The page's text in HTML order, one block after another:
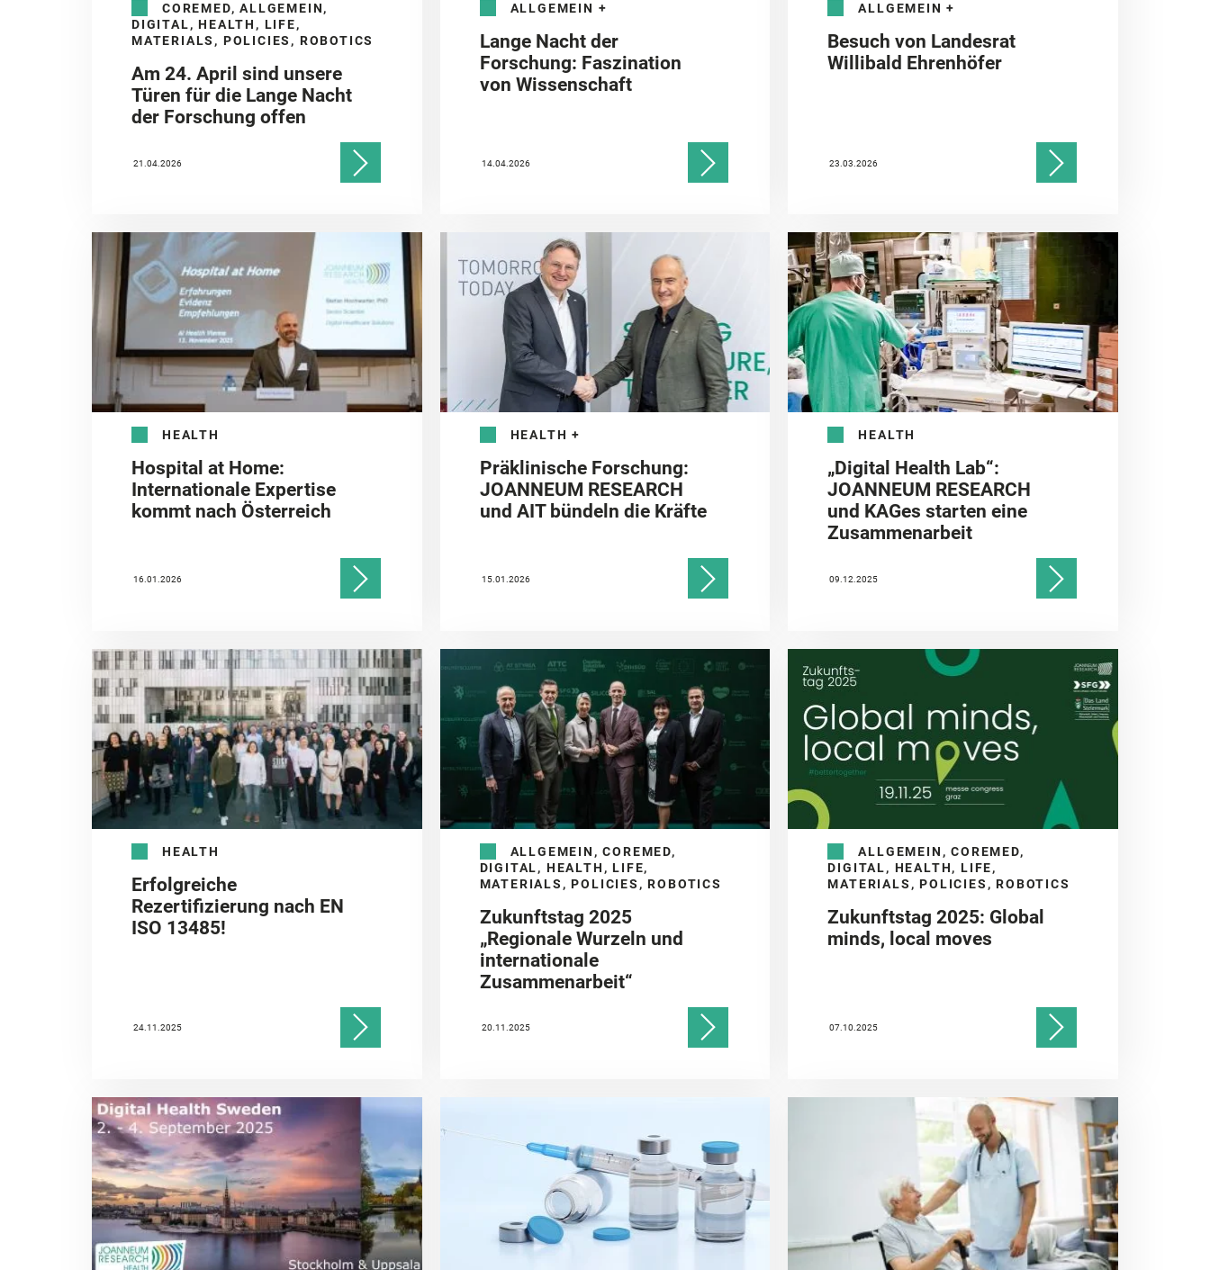
COREMED, ALLGEMEIN,
DIGITAL, HEALTH, LIFE,
MATERIALS, POLICIES, ROBOTICS
Am 24. April sind unsere
Türen für die Lange Nacht
der Forschung offen
21.04.2026
ALLGEMEIN +
Lange Nacht der
Forschung: Faszination
von Wissenschaft
14.04.2026
ALLGEMEIN +
Besuch von Landesrat
Willibald Ehrenhöfer
23.03.2026
HEALTH
Hospital at Home:
Internationale Expertise
kommt nach Österreich
16.01.2026
HEALTH +
Präklinische Forschung:
JOANNEUM RESEARCH
und AIT bündeln die Kräfte
15.01.2026
HEALTH
„Digital Health Lab“:
JOANNEUM RESEARCH
und KAGes starten eine
Zusammenarbeit
09.12.2025
HEALTH
Erfolgreiche
Rezertifizierung nach EN
ISO 13485!
24.11.2025
ALLGEMEIN, COREMED,
DIGITAL, HEALTH, LIFE,
MATERIALS, POLICIES, ROBOTICS
Zukunftstag 2025
„Regionale Wurzeln und
internationale
Zusammenarbeit“
20.11.2025
ALLGEMEIN, COREMED,
DIGITAL, HEALTH, LIFE,
MATERIALS, POLICIES, ROBOTICS
Zukunftstag 2025: Global
minds, local moves
07.10.2025